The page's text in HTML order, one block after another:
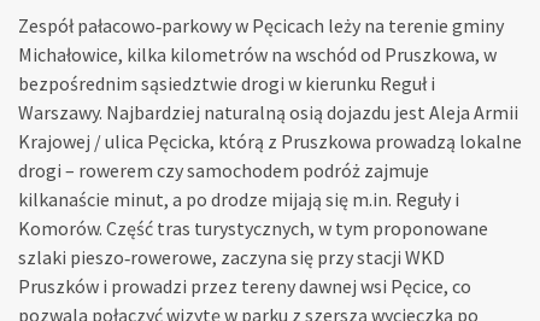
Zespół pałacowo‑parkowy w Pęcicach leży na terenie gminy
Michałowice, kilka kilometrów na wschód od Pruszkowa, w
bezpośrednim sąsiedztwie drogi w kierunku Reguł i
Warszawy. Najbardziej naturalną osią dojazdu jest Aleja Armii
Krajowej / ulica Pęcicka, którą z Pruszkowa prowadzą lokalne
drogi – rowerem czy samochodem podróż zajmuje
kilkanaście minut, a po drodze mijają się m.in. Reguły i
Komorów. Część tras turystycznych, w tym proponowane
szlaki pieszo‑rowerowe, zaczyna się przy stacji WKD
Pruszków i prowadzi przez tereny dawnej wsi Pęcice, co
pozwala połączyć wizytę w parku z szerszą wycieczką po